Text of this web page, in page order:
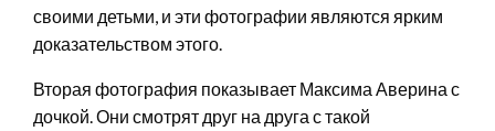
своими детьми, и эти фотографии являются ярким
доказательством этого.
Вторая фотография показывает Максима Аверина с
дочкой. Они смотрят друг на друга с такой